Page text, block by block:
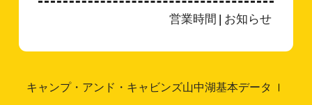
営業時間 お知らせ
キャンプ・アンド・キャビンズ山中湖基本データ